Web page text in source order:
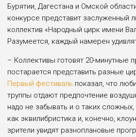
Бурятии, Дагестана и Омской
конкурсе представит заслуженный
коллектив «Народный цирк имени
Разумеется, каждый намерен
– Коллективы готовят 20-минутные
постарается представить разные
Первый фестиваль показал, что
труппы отдают предпочтение
надо не забывать и о таких
как эквилибристика и, конечно,
зрители увидят разноплановые